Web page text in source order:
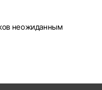
неожиданным